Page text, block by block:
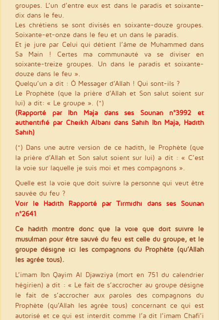
groupes. L’un d’entre eux est dans le paradis et soixante-
dix dans le feu.
Les chrétiens se sont divisés en soixante-douze groupes.
Soixante-et-onze dans le feu et un dans le paradis.
Et je jure par Celui qui détient l’âme de Muhammed dans
Sa Main ! Certes ma communauté va se diviser en
soixante-treize groupes. Un dans le paradis et soixante-
douze dans le feu ».
Quelqu’un a dit : Ô Messager d’Allah ! Qui sont-ils ?
Le Prophète (que la prière d’Allah et Son salut soient sur
lui) a dit: « Le groupe ». (*)
(Rapporté par Ibn Maja dans ses Sounan n°3992 et
authentifié par Cheikh Albani dans Sahih Ibn Maja, Hadith
Sahih)
(*) Dans une autre version de ce hadith, le Prophète (que
la prière d’Allah et Son salut soient sur lui) a dit : « C’est
la voie sur laquelle je suis moi et mes compagnons ».
Quelle est la voie que doit suivre la personne qui veut être
sauvée du feu ?
Voir le Hadith Rapporté par Tirmidhi dans ses Sounan
n°2641
Ce hadith montre donc que la voie que doit suivre le
musulman pour être sauvé du feu est celle du groupe, et le
groupe désigne ici les compagnons du Prophète (qu’Allah
les agrée tous).
L’imam Ibn Qayim Al Djawziya (mort en 751 du calendrier
hégirien) a dit : « Le fait de s’accrocher au groupe désigne
le fait de s’accrocher aux paroles des compagnons du
Prophète (qu’Allah les agrée tous) concernant ce qui est
autorisé et ce qui est interdit comme l’a dit l’imam Chafi’i